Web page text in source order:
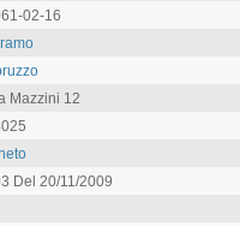
02-16
Mazzini 12
Del 20/11/2009